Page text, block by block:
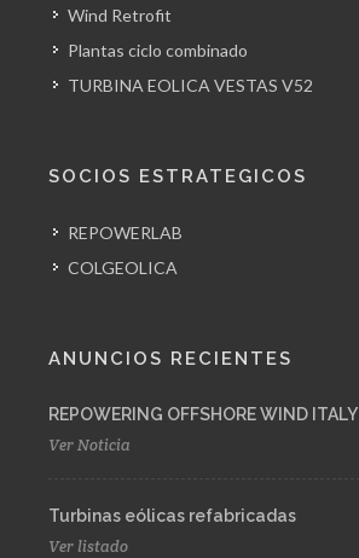
Wind Retrofit
Plantas ciclo combinado
TURBINA EOLICA VESTAS V52
SOCIOS ESTRATEGICOS
REPOWERLAB
COLGEOLICA
ANUNCIOS RECIENTES
REPOWERING OFFSHORE WIND ITALY
Ver Noticia
Turbinas eólicas refabricadas
Ver listado